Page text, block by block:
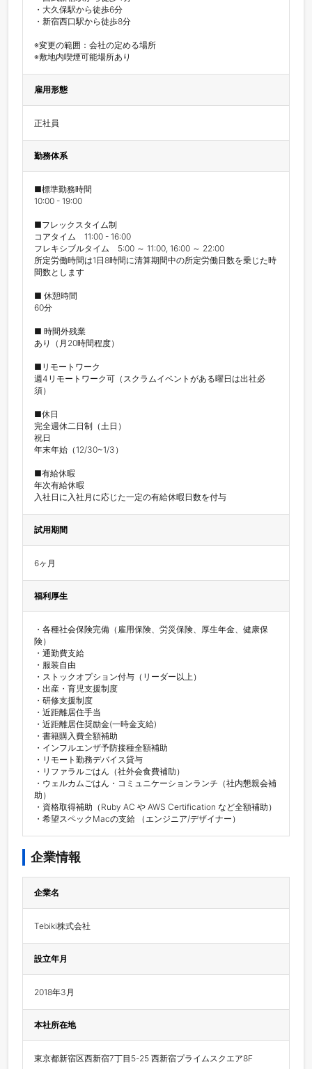
・大久保駅から徒歩6分
・新宿西口駅から徒歩8分
※変更の範囲：会社の定める場所
※敷地内喫煙可能場所あり
雇用形態
正社員
勤務体系
■標準勤務時間
10:00 - 19:00
■フレックスタイム制
コアタイム　11:00 - 16:00
フレキシブルタイム　5:00 ～ 11:00, 16:00 ～ 22:00
所定労働時間は1日8時間に清算期間中の所定労働日数を乗じた時
間数とします
■ 休憩時間
60分
■ 時間外残業
あり（月20時間程度）
■リモートワーク
週4リモートワーク可（スクラムイベントがある曜日は出社必
須）
■休日
完全週休二日制（土日）
祝日
年末年始（12/30~1/3）
■有給休暇
年次有給休暇
入社日に入社月に応じた一定の有給休暇日数を付与
試用期間
6ヶ月
福利厚生
・各種社会保険完備（雇用保険、労災保険、厚生年金、健康保
険）
・通勤費支給
・服装自由
・ストックオプション付与（リーダー以上）
・出産・育児支援制度
・研修支援制度
・近距離居住手当
・近距離居住奨励金(一時金支給)
・書籍購入費全額補助
・インフルエンザ予防接種全額補助
・リモート勤務デバイス貸与
・リファラルごはん（社外会食費補助）
・ウェルカムごはん・コミュニケーションランチ（社内懇親会補
助）
・資格取得補助（Ruby AC や AWS Certification など全額補助）
・希望スペックMacの支給 （エンジニア/デザイナー）
企業情報
企業名
Tebiki株式会社
設立年月
2018年3月
本社所在地
東京都新宿区西新宿7丁目5-25 西新宿プライムスクエア8F